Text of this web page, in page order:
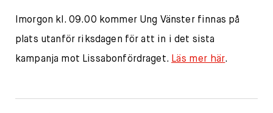
Imorgon kl. 09.00 kommer Ung Vänster finnas på
plats utanför riksdagen för att in i det sista
kampanja mot Lissabonfördraget. Läs mer här.